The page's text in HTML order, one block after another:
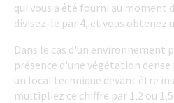
qui vous a été fourni au
divisez-le par 4, et vous obtenez
Dans le cas d'un environnement
présence d'une végétation dense
un local technique devant être
multipliez ce chiffre par 1,2 ou